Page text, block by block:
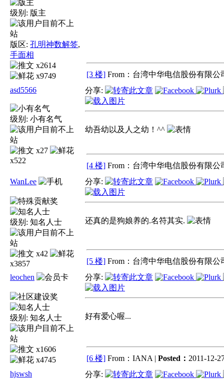
级别: 版主
版区: 孔明神数解签,
手面相
x2614
x9749
[3 楼] From：台湾中华电信股份有限公
asd5566
级别: 小有名气
x27
x522
分享:
幼吾幼以及人之幼！^^
[4 楼] From：台湾中华电信股份有限公
WanLee
级别: 知名人士
x42
x3857
分享:
还真的是狗娘养的.名符其实.
[5 楼] From：台湾中华电信股份有限公
leochen
级别: 知名人士
x1606
x4745
分享:
好有爱心喔...
[6 楼] From：IANA | Posted： 2011-12-
hjswsh
分享: